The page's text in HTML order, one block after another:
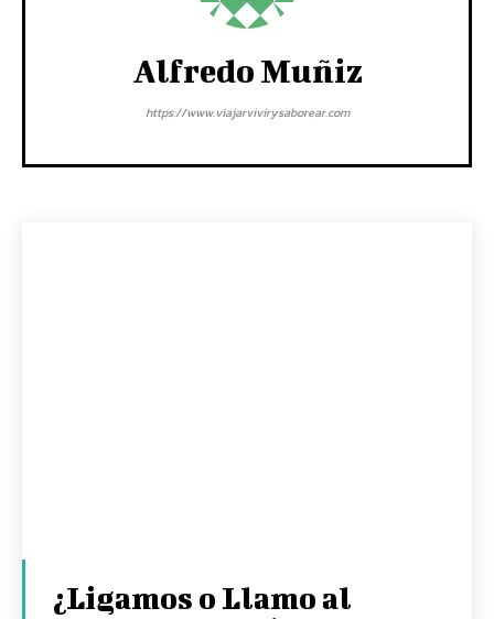
Alfredo Muñiz
https://www.viajarvivirysaborear.com
¿Ligamos o Llamo al